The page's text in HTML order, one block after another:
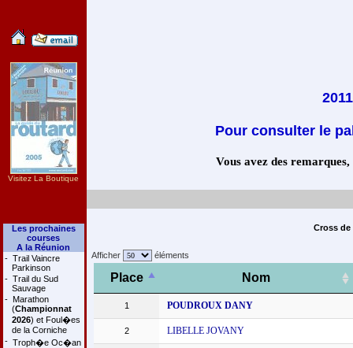
Visitez La Boutique
Les prochaines
courses
A la Réunion
- Trail Vaincre
Parkinson
- Trail du Sud
Sauvage
- Marathon
(Championnat
2026) et Foul�es
de la Corniche
- Troph�e Oc�an
Pour consulter le
Vous avez des
Cross de
Afficher éléments
Place Nom
1 POUDROUX DANY
2 LIBELLE JOVANY